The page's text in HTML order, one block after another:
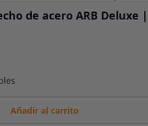
de acero ARB Deluxe
Añadir al carrito